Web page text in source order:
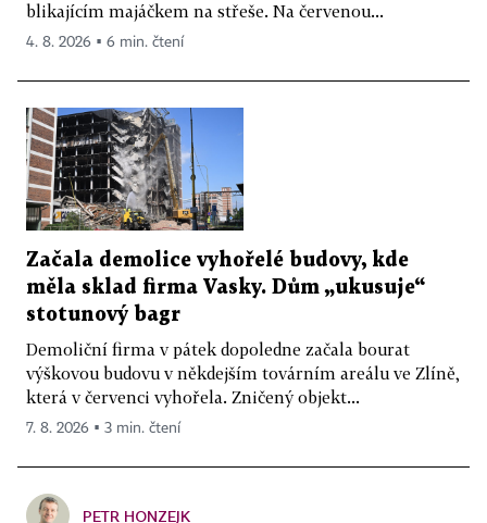
blikajícím majáčkem na střeše. Na červenou...
4. 8. 2026 ▪ 6 min. čtení
Začala demolice vyhořelé budovy, kde
měla sklad firma Vasky. Dům „ukusuje“
stotunový bagr
Demoliční firma v pátek dopoledne začala bourat
výškovou budovu v někdejším továrním areálu ve Zlíně,
která v červenci vyhořela. Zničený objekt...
7. 8. 2026 ▪ 3 min. čtení
PETR HONZEJK